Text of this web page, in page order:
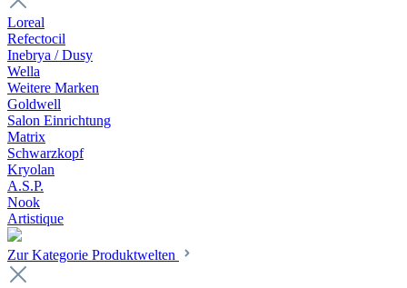
Loreal
Refectocil
Inebrya / Dusy
Wella
Weitere Marken
Goldwell
Salon Einrichtung
Matrix
Schwarzkopf
Kryolan
A.S.P.
Nook
Artistique
Zur Kategorie Produktwelten